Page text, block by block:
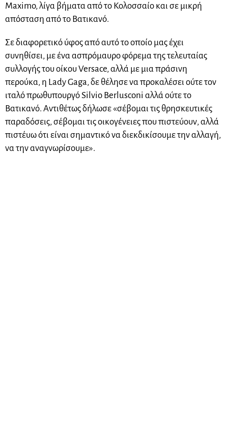
Maximo, λίγα βήματα από το Κολοσσαίο και σε μικρή
απόσταση από το Βατικανό.
Σε διαφορετικό ύφος από αυτό το οποίο μας έχει
συνηθίσει, με ένα ασπρόμαυρο φόρεμα της τελευταίας
συλλογής του οίκου Versace, αλλά με μια πράσινη
περούκα, η Lady Gaga, δε θέλησε να προκαλέσει ούτε τον
ιταλό πρωθυπουργό Silvio Berlusconi αλλά ούτε το
Βατικανό. Αντιθέτως δήλωσε «σέβομαι τις θρησκευτικές
παραδόσεις, σέβομαι τις οικογένειες που πιστεύουν, αλλά
πιστέυω ότι είναι σημαντικό να διεκδικίσουμε την αλλαγή,
να την αναγνωρίσουμε».